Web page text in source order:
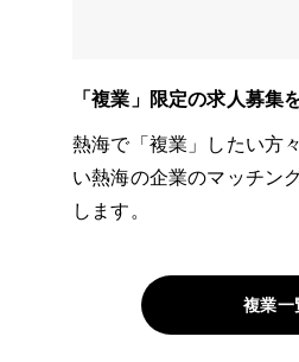
「複業」限定の求人募集
熱海で「複業」したい方
い熱海の企業のマッチン
します。
複業一